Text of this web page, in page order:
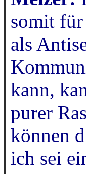
somit
als
kann,
purer
können
ich sei